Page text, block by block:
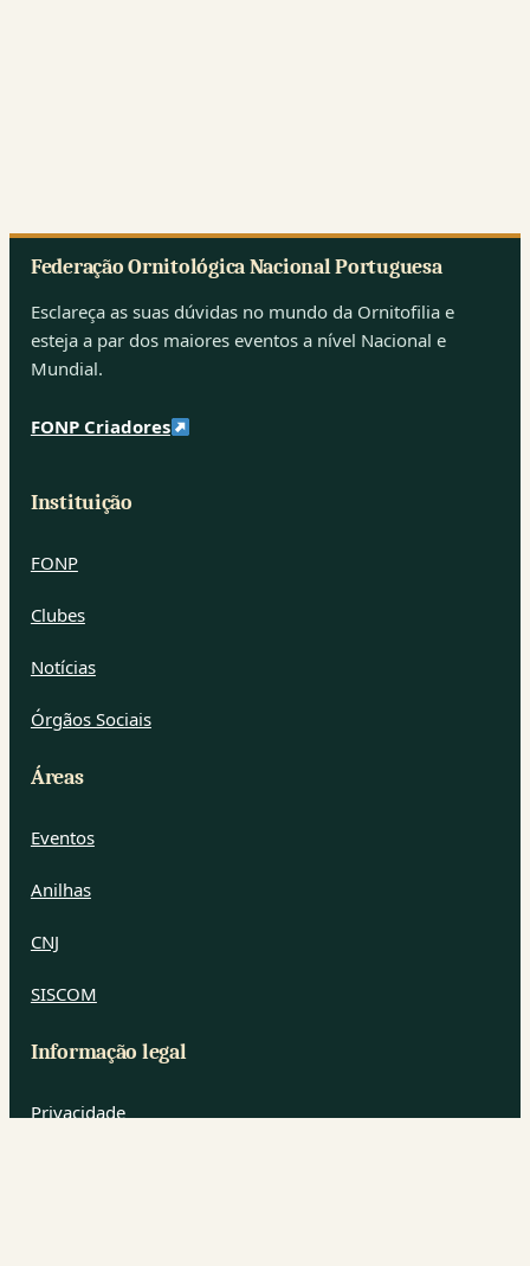
Federação Ornitológica Nacional Portuguesa
Esclareça as suas dúvidas no mundo da Ornitofilia e
esteja a par dos maiores eventos a nível Nacional e
Mundial.
FONP Criadores
Instituição
FONP
Clubes
Notícias
Órgãos Sociais
Áreas
Eventos
Anilhas
CNJ
SISCOM
Informação legal
Privacidade